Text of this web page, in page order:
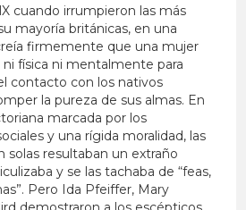
cuando irrumpieron las más
mayoría británicas, en una
firmemente que una mujer
ni física ni mentalmente para
contacto con los nativos
la pureza de sus almas. En
marcada por los
y una rígida moralidad, las
solas resultaban un extraño
y se las tachaba de “feas,
Pero Ida Pfeiffer, Mary